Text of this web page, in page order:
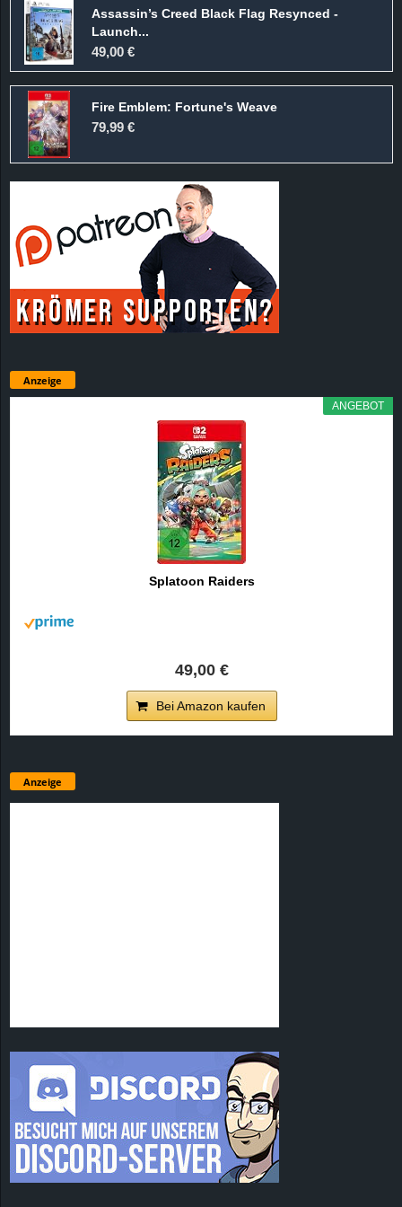
Assassin’s Creed Black Flag Resynced -
Launch...
49,00 €
Fire Emblem: Fortune's Weave
79,99 €
Anzeige
ANGEBOT
Splatoon Raiders
49,00 €
Bei Amazon kaufen
Anzeige